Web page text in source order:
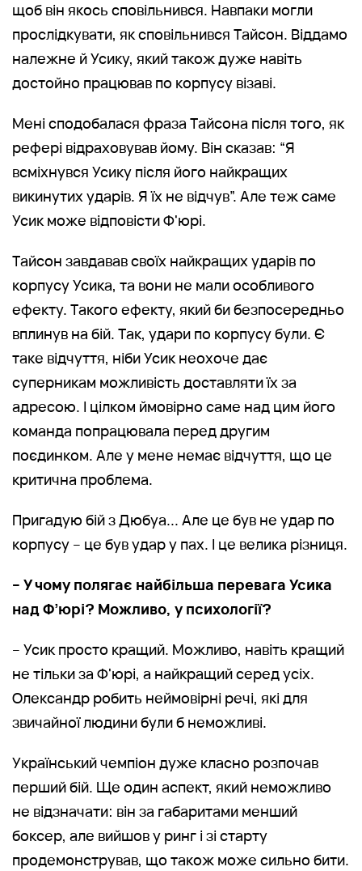
щоб він якось сповільнився. Навпаки могли
прослідкувати, як сповільнився Тайсон. Віддамо
належне й Усику, який також дуже навіть
достойно працював по корпусу візаві.
Мені сподобалася фраза Тайсона після того, як
рефері відраховував йому. Він сказав: “Я
всміхнувся Усику після його найкращих
викинутих ударів. Я їх не відчув”. Але теж саме
Усик може відповісти Ф'юрі.
Тайсон завдавав своїх найкращих ударів по
корпусу Усика, та вони не мали особливого
ефекту. Такого ефекту, який би безпосередньо
вплинув на бій. Так, удари по корпусу були. Є
таке відчуття, ніби Усик неохоче дає
суперникам можливість доставляти їх за
адресою. І цілком ймовірно саме над цим його
команда попрацювала перед другим
поєдинком. Але у мене немає відчуття, що це
критична проблема.
Пригадую бій з Дюбуа... Але це був не удар по
корпусу – це був удар у пах. І це велика різниця.
– У чому полягає найбільша перевага Усика
над Ф’юрі? Можливо, у психології?
– Усик просто кращий. Можливо, навіть кращий
не тільки за Ф'юрі, а найкращий серед усіх.
Олександр робить неймовірні речі, які для
звичайної людини були б неможливі.
Український чемпіон дуже класно розпочав
перший бій. Ще один аспект, який неможливо
не відзначати: він за габаритами менший
боксер, але вийшов у ринг і зі старту
продемонстрував, що також може сильно бити.